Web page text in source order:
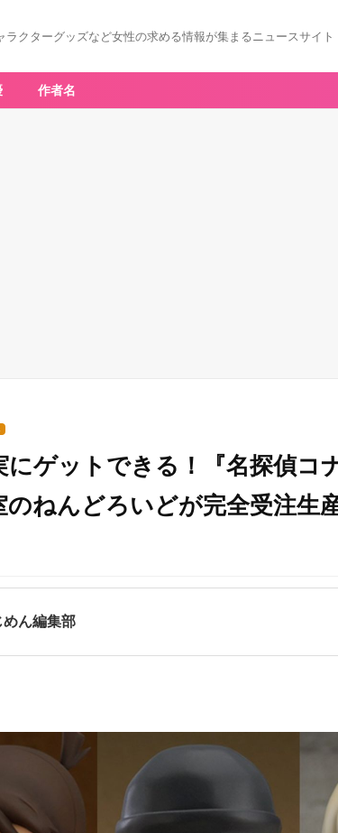
ラクターグッズなど女性の求める情報が集まるニュースサイト
作者名
にゲットできる！『名探偵コ
のねんどろいどが完全受注生
めん編集部